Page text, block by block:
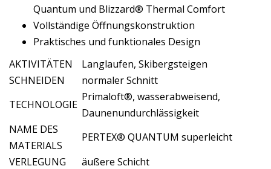
Quantum und Blizzard® Thermal Comfort
Vollständige Öffnungskonstruktion
Praktisches und funktionales Design
AKTIVITÄTEN
Langlaufen, Skibergsteigen
SCHNEIDEN
normaler Schnitt
TECHNOLOGIE
Primaloft®, wasserabweisend,
Daunenundurchlässigkeit
NAME DES
MATERIALS
PERTEX® QUANTUM superleicht
VERLEGUNG
äußere Schicht